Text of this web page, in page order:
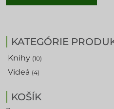
KATEGÓRIE
Knihy (10)
Videá (4)
KOŠÍK